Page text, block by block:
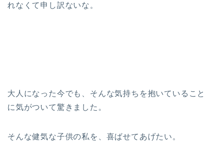
れなくて申し訳ないな。
大人になった今でも、そんな気持ちを抱いていること
に気がついて驚きました。
そんな健気な子供の私を、喜ばせてあげたい。